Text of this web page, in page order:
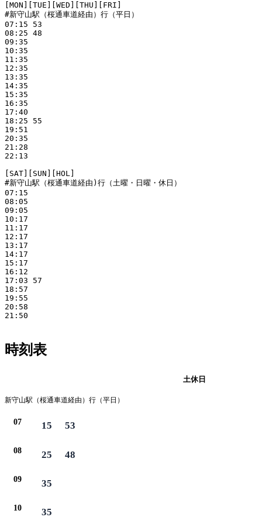
[MON][TUE][WED][THU][FRI]
#新守山駅（桜通車道経由）行（平日）
07:15 53
08:25 48
09:35
10:35
11:35
12:35
13:35
14:35
15:35
16:35
17:40
18:25 55
19:51
20:35
21:28
22:13
[SAT][SUN][HOL]
#新守山駅（桜通車道経由)行（土曜・日曜・休日）
07:15
08:05
09:05
10:17
11:17
12:17
13:17
14:17
15:17
16:12
17:03 57
18:57
19:55
20:58
21:50
時刻表
土休日
新守山駅（桜通車道経由）行（平日）
07 15 53
08 25 48
09 35
10 35